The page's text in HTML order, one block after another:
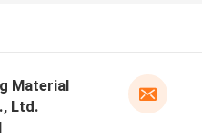
Material
Ltd.